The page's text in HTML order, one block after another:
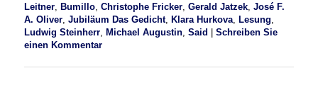
Leitner
Bumillo ,Christophe Fricker ,Gerald Jatzek ,José F.
A. Oliver ,Jubiläum Das Gedicht, Klara Hurkova Lesung
Ludwig Steinherr
Michael Augustin ,Said |Schreiben Sie
einen Kommentar